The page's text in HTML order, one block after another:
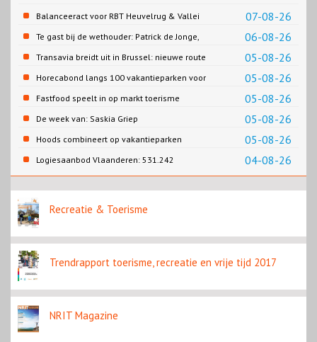
07-08-26
Balanceeract voor RBT Heuvelrug & Vallei
06-08-26
Te gast bij de wethouder: Patrick de Jonge,
Gemeente Emmen
05-08-26
Transavia breidt uit in Brussel: nieuwe route
naar Porto
05-08-26
Horecabond langs 100 vakantieparken voor
Cao-recreatie
05-08-26
Fastfood speelt in op markt toerisme
05-08-26
De week van: Saskia Griep
05-08-26
Hoods combineert op vakantieparken
recreatie en wonen
04-08-26
Logiesaanbod Vlaanderen: 531.242
slaapplaatsen
Recreatie & Toerisme
Trendrapport toerisme, recreatie en vrije tijd 2017
NRIT Magazine